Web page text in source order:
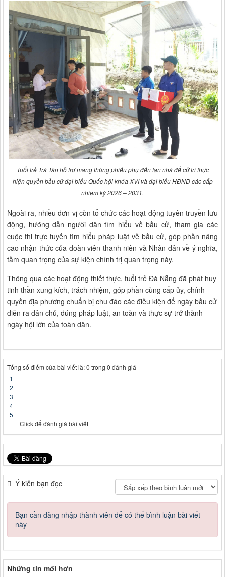
Tuổi trẻ Trà Tân hỗ trợ mang thùng phiếu phụ đến tận nhà để cử tri thực
hiện quyền bầu cử đại biểu Quốc hội khóa XVI và đại biểu HĐND các cấp
nhiệm kỳ 2026 – 2031.
Ngoài ra, nhiều đơn vị còn tổ chức các hoạt động tuyên truyền lưu
động, hướng dẫn người dân tìm hiểu về bầu cử, tham gia các
cuộc thi trực tuyến tìm hiểu pháp luật về bầu cử, góp phần nâng
cao nhận thức của đoàn viên thanh niên và Nhân dân về ý nghĩa,
tầm quan trọng của sự kiện chính trị quan trọng này.
Thông qua các hoạt động thiết thực, tuổi trẻ Đà Nẵng đã phát huy
tinh thần xung kích, trách nhiệm, góp phần cùng cấp ủy, chính
quyền địa phương chuẩn bị chu đáo các điều kiện để ngày bầu cử
diễn ra dân chủ, đúng pháp luật, an toàn và thực sự trở thành
ngày hội lớn của toàn dân.
Tổng số điểm của bài viết là: 0 trong 0 đánh giá
1
2
3
4
5
Click để đánh giá bài viết
Ý kiến bạn đọc
Bạn cần đăng nhập thành viên để có thể bình luận bài viết
này
Những tin mới hơn